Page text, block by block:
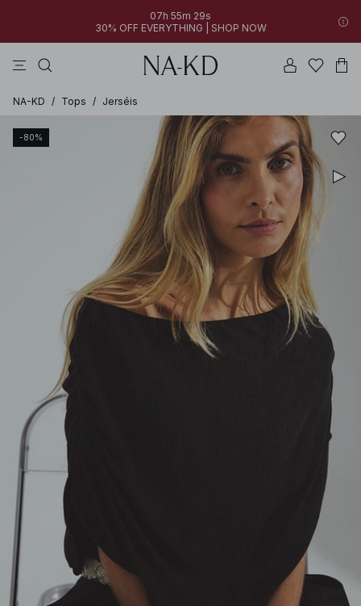
07h 55m 29s
30% OFF EVERYTHING | SHOP NOW
NA-KD / Tops / Jerséis
-80%